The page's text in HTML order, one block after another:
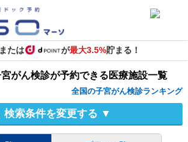
または が最大3.5%貯まる！
がん検診が予約できる医療施設一覧
全国の子宮がん検診ランキング
検索条件を変更する ▼